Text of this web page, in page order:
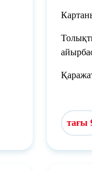
тағы